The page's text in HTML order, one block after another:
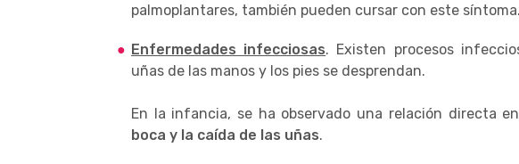
palmoplantares, también pueden cursar con este síntoma.
Enfermedades infecciosas. Existen procesos
uñas de las manos y los pies se desprendan.
En la infancia, se ha observado una relación directa
boca y la caída de las uñas.